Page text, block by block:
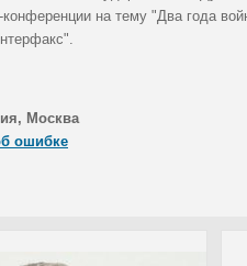
конференции на тему "Два года
Москва
ошибке